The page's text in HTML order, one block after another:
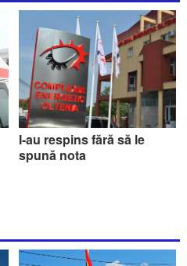
I-au respins fără să le
spună nota